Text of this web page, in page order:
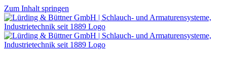
Zum Inhalt springen